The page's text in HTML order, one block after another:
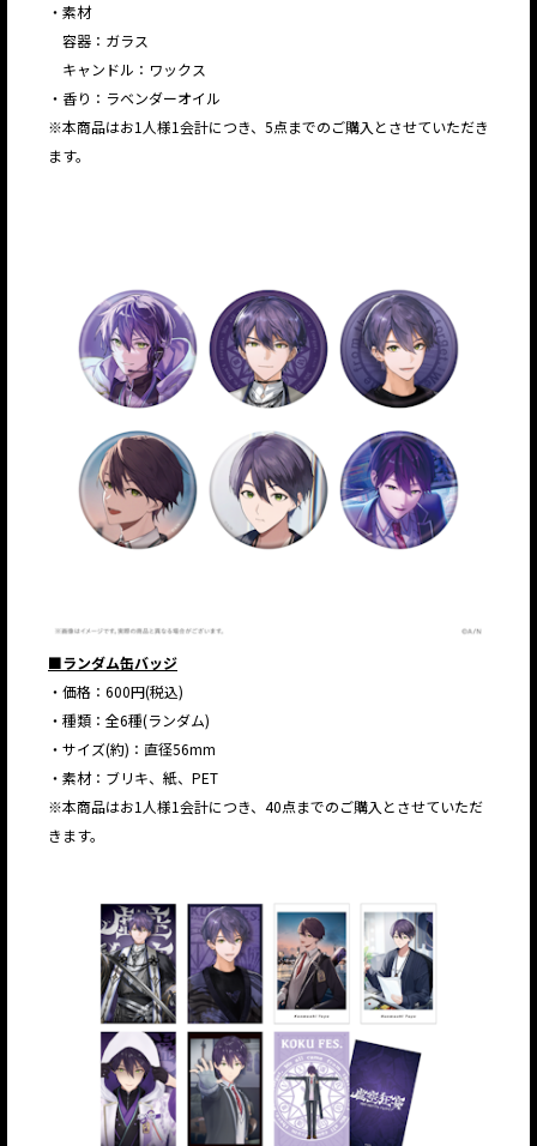
・素材
容器：ガラス
キャンドル：ワックス
・香り：ラベンダーオイル
※本商品はお1人様1会計につき、5点までのご購入とさせていただき
ます。
■ランダム缶バッジ
・価格：600円(税込)
・種類：全6種(ランダム)
・サイズ(約)：直径56mm
・素材：ブリキ、紙、PET
※本商品はお1人様1会計につき、40点までのご購入とさせていただ
きます。